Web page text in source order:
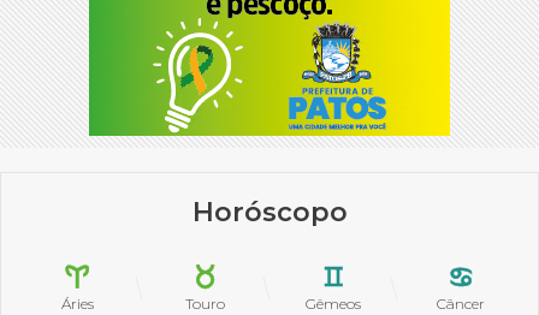
Horóscopo
Áries Touro Gêmeos Câncer